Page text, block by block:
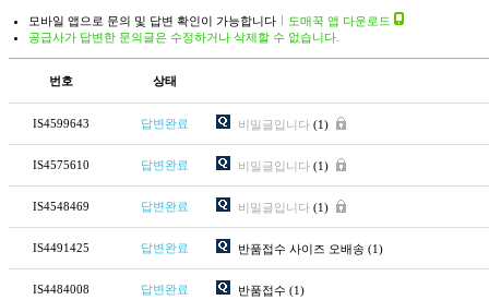
모바일 앱으로 문의 및 답변 확인이 가능합니다
도매꾹 앱 다운로드
공급사가 답변한 문의글은 수정하거나 삭제할 수 없습니다.
번호 상태
IS4599643 답변완료 비밀글입니다 (1)
IS4575610 답변완료 비밀글입니다 (1)
IS4548469 답변완료 비밀글입니다 (1)
IS4491425 답변완료 반품접수 사이즈 오배송 (1)
IS4484008 답변완료 반품접수 (1)